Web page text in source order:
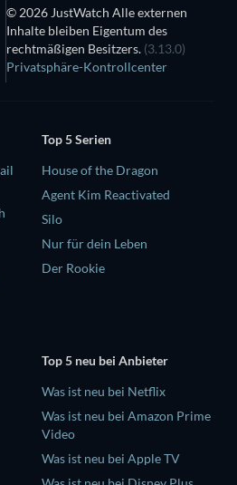
© 2026 JustWatch Alle externen
Inhalte bleiben Eigentum des
rechtmäßigen Besitzers. (3.13.0)
Privatsphäre-Kontrollcenter
Top 5 Serien
House of the Dragon
Agent Kim Reactivated
Silo
Nur für dein Leben
Der Rookie
Top 5 neu bei Anbieter
Was ist neu bei Netflix
Was ist neu bei Amazon Prime
Video
Was ist neu bei Apple TV